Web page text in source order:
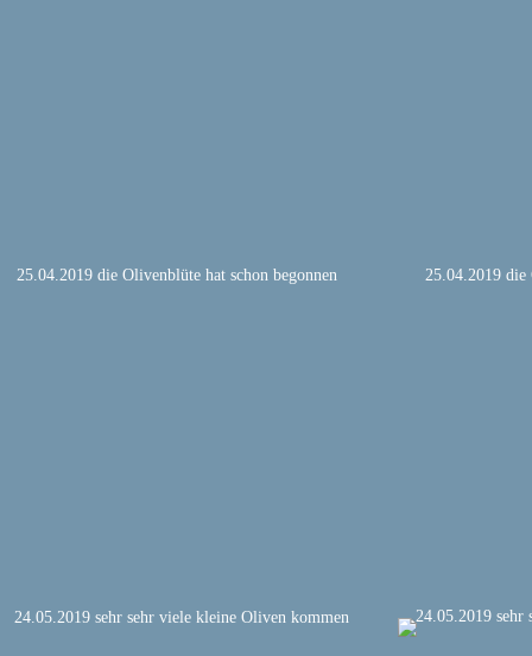
25.04.2019 die
25.04.2019 die Olivenblüte hat schon begonnen
24.05.2019 sehr sehr viele kleine Oliven kommen 24.05.2019